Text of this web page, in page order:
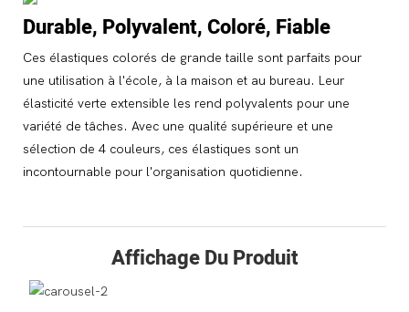
Durable, Polyvalent, Coloré, Fiable
Ces élastiques colorés de grande taille sont parfaits pour
une utilisation à l'école, à la maison et au bureau. Leur
élasticité verte extensible les rend polyvalents pour une
variété de tâches. Avec une qualité supérieure et une
sélection de 4 couleurs, ces élastiques sont un
incontournable pour l'organisation quotidienne.
Affichage Du Produit